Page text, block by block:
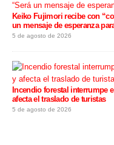
Keiko Fujimori recibe con
un mensaje de esperanza
5 de agosto de 2026
Incendio forestal interrumpe
afecta el traslado de turistas
5 de agosto de 2026